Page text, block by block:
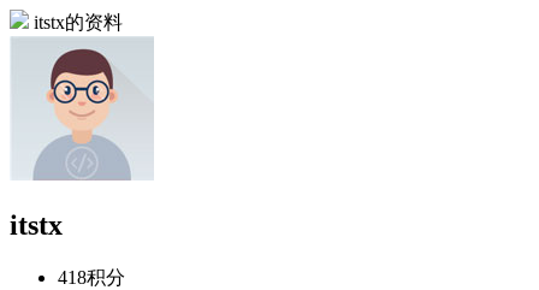
itstx的资料
itstx
418积分